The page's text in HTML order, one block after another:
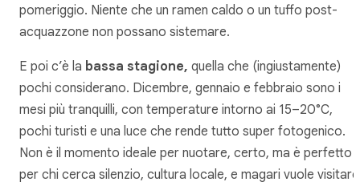
pomeriggio. Niente che un ramen caldo o un tuffo post-
acquazzone non possano sistemare.
E poi c’è la bassa stagione, quella che (ingiustamente)
pochi considerano. Dicembre, gennaio e febbraio sono i
mesi più tranquilli, con temperature intorno ai 15–20°C,
pochi turisti e una luce che rende tutto super fotogenico.
Non è il momento ideale per nuotare, certo, ma è perfetto
per chi cerca silenzio, cultura locale, e magari vuole visitare